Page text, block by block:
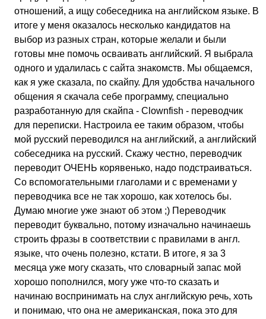
отношений, а ищу собеседника на английском языке. В
итоге у меня оказалось несколько кандидатов на
выбор из разных стран, которые желали и были
готовы мне помочь осваивать английский. Я выбрала
одного и удалилась с сайта знакомств. Мы общаемся,
как я уже сказала, по скайпу. Для удобства начального
общения я скачала себе программу, специально
разработанную для скайпа - Clownfish - переводчик
для переписки. Настроила ее таким образом, чтобы
мой русский переводился на английский, а английский
собеседника на русский. Скажу честно, переводчик
переводит ОЧЕНЬ корявенько, надо подстраиваться.
Со вспомогательными глаголами и с временами у
переводчика все не так хорошо, как хотелось бы.
Думаю многие уже знают об этом ;) Переводчик
переводит буквально, потому изначально начинаешь
строить фразы в соответствии с правилами в англ.
языке, что очень полезно, кстати. В итоге, я за 3
месяца уже могу сказать, что словарный запас мой
хорошо пополнился, могу уже что-то сказать и
начинаю воспринимать на слух английскую речь, хоть
и понимаю, что она не американская, пока это для